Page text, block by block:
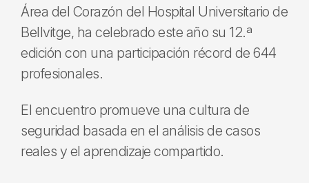
Área del Corazón del Hospital Universitario de
Bellvitge, ha celebrado este año su 12.ª
edición con una participación récord de 644
profesionales.
El encuentro promueve una cultura de
seguridad basada en el análisis de casos
reales y el aprendizaje compartido.